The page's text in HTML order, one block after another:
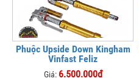
Phuộc Upside Down Kingham
Vinfast Feliz
Giá: 6.500.000đ